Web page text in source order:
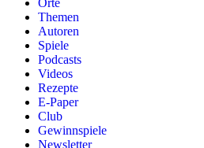
Themen
Autoren
Spiele
Podcasts
Videos
Rezepte
E-Paper
Club
Gewinnspiele
Newsletter